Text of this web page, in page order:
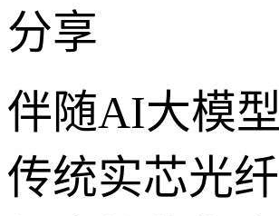
分享
伴随AI大模
传统实芯光